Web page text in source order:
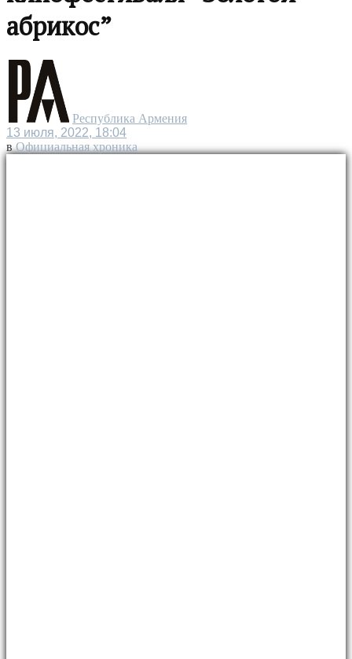
абрикос”
Республика Армения
13 июля, 2022, 18:04
в Официальная хроника